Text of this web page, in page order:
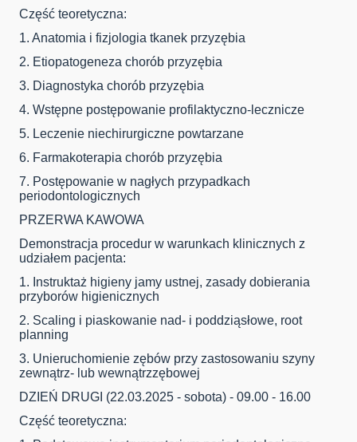
Część teoretyczna:
1. Anatomia i fizjologia tkanek przyzębia
2. Etiopatogeneza chorób przyzębia
3. Diagnostyka chorób przyzębia
4. Wstępne postępowanie profilaktyczno-lecznicze
5. Leczenie niechirurgiczne powtarzane
6. Farmakoterapia chorób przyzębia
7. Postępowanie w nagłych przypadkach
periodontologicznych
PRZERWA KAWOWA
Demonstracja procedur w warunkach klinicznych z
udziałem pacjenta:
1. Instruktaż higieny jamy ustnej, zasady dobierania
przyborów higienicznych
2. Scaling i piaskowanie nad- i poddziąsłowe, root
planning
3. Unieruchomienie zębów przy zastosowaniu szyny
zewnątrz- lub wewnątrzzębowej
DZIEŃ DRUGI (22.03.2025 - sobota) - 09.00 - 16.00
Część teoretyczna: